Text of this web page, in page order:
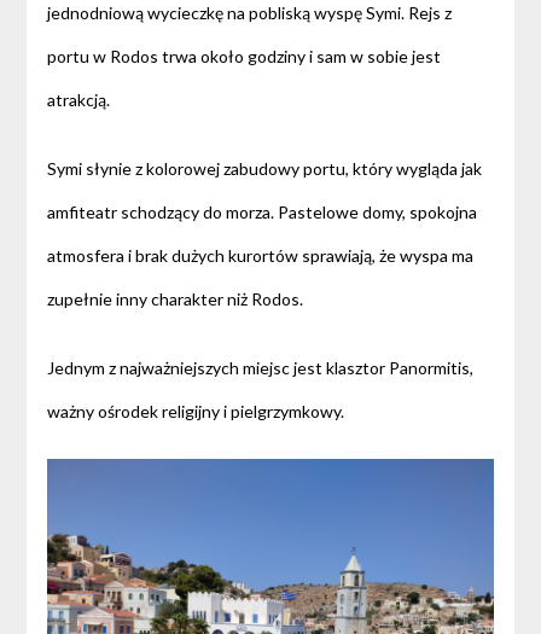
jednodniową wycieczkę na pobliską wyspę Symi. Rejs z
portu w Rodos trwa około godziny i sam w sobie jest
atrakcją.
Symi słynie z kolorowej zabudowy portu, który wygląda jak
amfiteatr schodzący do morza. Pastelowe domy, spokojna
atmosfera i brak dużych kurortów sprawiają, że wyspa ma
zupełnie inny charakter niż Rodos.
Jednym z najważniejszych miejsc jest klasztor Panormitis,
ważny ośrodek religijny i pielgrzymkowy.